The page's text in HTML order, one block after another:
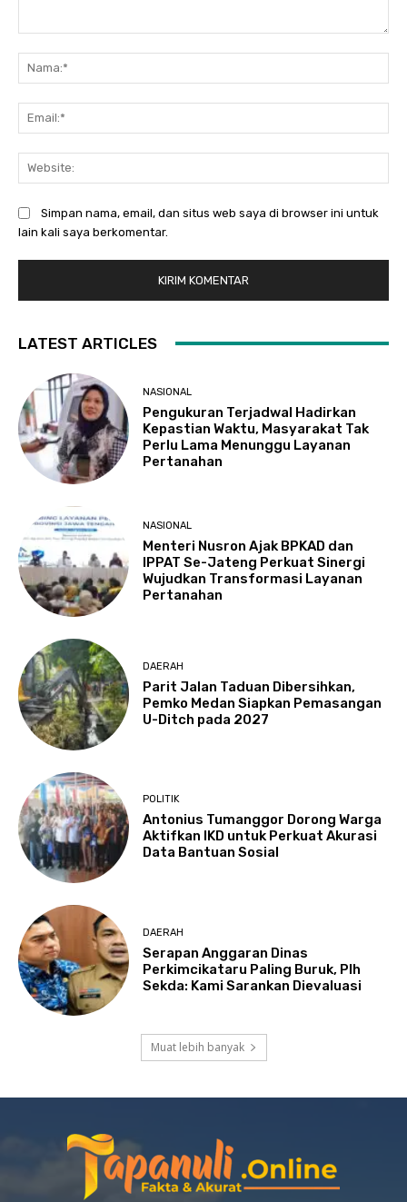
Simpan nama, email, dan situs web saya di browser ini untuk
lain kali saya berkomentar.
LATEST ARTICLES
NASIONAL
Pengukuran Terjadwal Hadirkan
Kepastian Waktu, Masyarakat Tak
Perlu Lama Menunggu Layanan
Pertanahan
NASIONAL
Menteri Nusron Ajak BPKAD dan
IPPAT Se-Jateng Perkuat Sinergi
Wujudkan Transformasi Layanan
Pertanahan
DAERAH
Parit Jalan Taduan Dibersihkan,
Pemko Medan Siapkan Pemasangan
U-Ditch pada 2027
POLITIK
Antonius Tumanggor Dorong Warga
Aktifkan IKD untuk Perkuat Akurasi
Data Bantuan Sosial
DAERAH
Serapan Anggaran Dinas
Perkimcikataru Paling Buruk, Plh
Sekda: Kami Sarankan Dievaluasi
Muat lebih banyak